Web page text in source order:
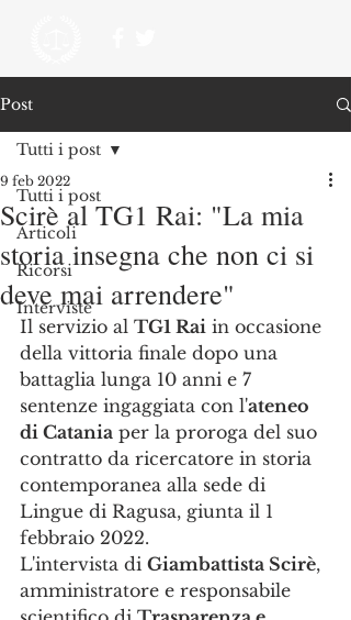
Post
Tutti i post
Articoli
Ricorsi
Interviste
Tutti i post
Scirè al TG1 Rai: "La mia
storia insegna che non ci si
deve mai arrendere"
9 feb 2022
Il servizio al TG1 Rai in occasione
della vittoria finale dopo una
battaglia lunga 10 anni e 7
sentenze ingaggiata con l'ateneo
di Catania per la proroga del suo
contratto da ricercatore in storia
contemporanea alla sede di
Lingue di Ragusa, giunta il 1
febbraio 2022.
L'intervista di Giambattista Scirè,
amministratore e responsabile